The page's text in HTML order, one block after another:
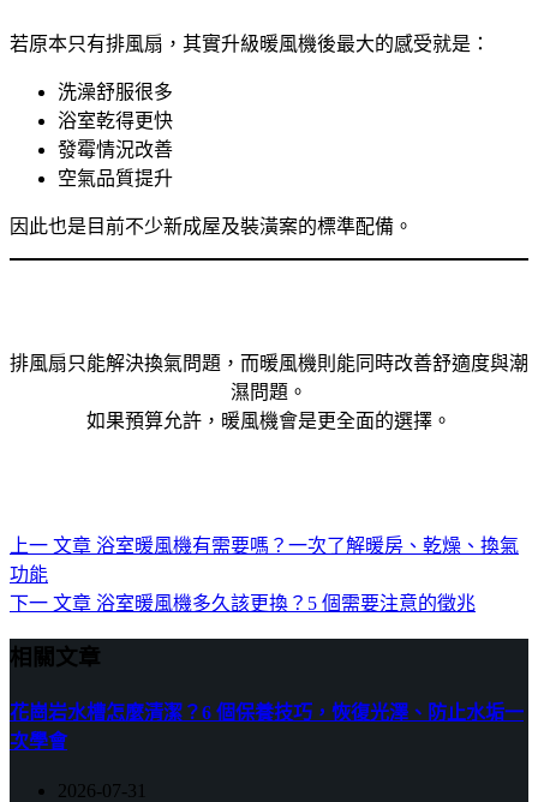
若原本只有排風扇，其實升級暖風機後最大的感受就是：
洗澡舒服很多
浴室乾得更快
發霉情況改善
空氣品質提升
因此也是目前不少新成屋及裝潢案的標準配備。
排風扇只能解決換氣問題，而暖風機則能同時改善舒適度與潮
濕問題。
如果預算允許，暖風機會是更全面的選擇。
上一 文章 浴室暖風機有需要嗎？一次了解暖房、乾燥、換氣
功能
下一 文章 浴室暖風機多久該更換？5 個需要注意的徵兆
相關文章
花崗岩水槽怎麼清潔？6 個保養技巧，恢復光澤、防止水垢一
次學會
2026-07-31